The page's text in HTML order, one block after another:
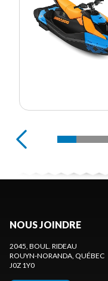
NOUS JOINDRE
2045, BOUL. RIDEAU
ROUYN-NORANDA , QUÉBEC
J0Z 1Y0